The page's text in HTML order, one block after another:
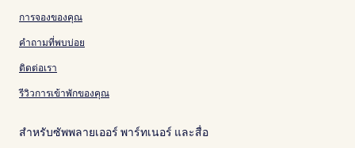
การจองของคุณ
คำถามที่พบบ่อย
ติดต่อเรา
รีวิวการเข้าพักของคุณ
สำหรับซัพพลายเออร์ พาร์ทเนอร์ และสื่อ